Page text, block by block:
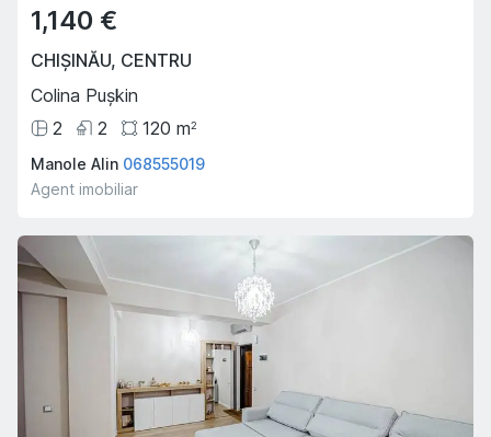
1,140 €
CHIȘINĂU, CENTRU
Colina Pușkin
2
2 120 m2
Manole Alin 068555019
Agent imobiliar